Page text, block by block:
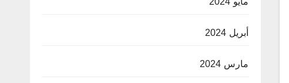
أبريل 2024
مارس 2024